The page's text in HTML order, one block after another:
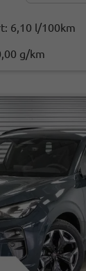
6,10 l/100km
g/km